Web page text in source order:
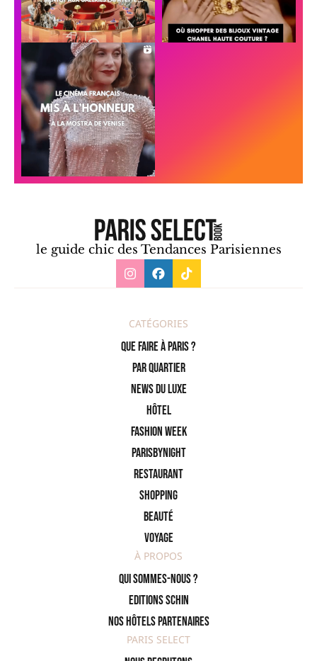
le guide chic des Tendances Parisiennes
CATÉGORIES
Que faire à Paris ?
PAR QUARTIER
News du Luxe
Hôtel
Fashion Week
ParisByNight
Restaurant
Shopping
Beauté
Voyage
À PROPOS
Qui sommes-nous ?
Editions SCHIN
Nos hôtels partenaires
PARIS SELECT